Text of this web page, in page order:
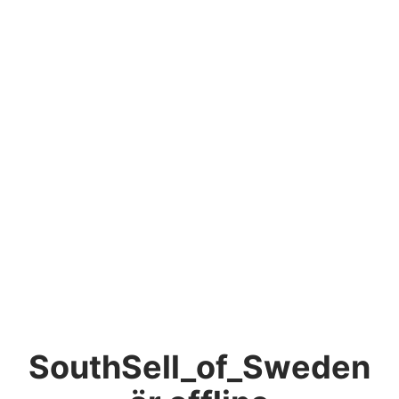
SouthSell_of_Sweden